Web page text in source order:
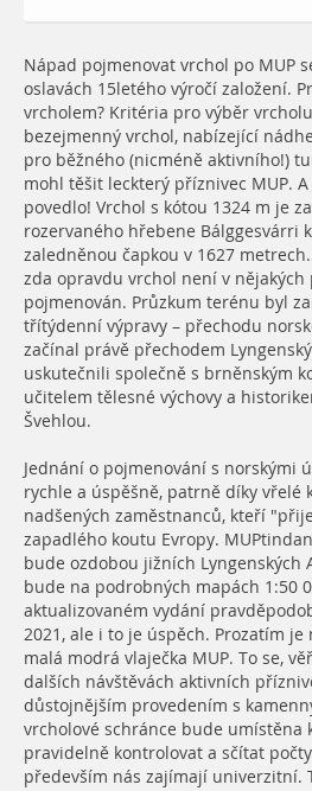
Nápad pojmenovat vrchol po MUP
oslavách 15letého výročí založení.
vrcholem? Kritéria pro výběr
bezejmenný vrchol, nabízející
pro běžného (nicméně aktivního!)
mohl těšit leckterý příznivec MUP.
povedlo! Vrchol s kótou 1324 m je
rozervaného hřebene Bálggesvárri
zaledněnou čapkou v 1627
zda opravdu vrchol není v nějakých
pojmenován. Průzkum terénu byl
třítýdenní výpravy – přechodu
začínal právě přechodem
uskutečnili společně s brněnským
učitelem tělesné výchovy a
Švehlou.
Jednání o pojmenování s norskými
rychle a úspěšně, patrně díky vřelé
nadšených zaměstnanců, kteří
zapadlého koutu Evropy.
bude ozdobou jižních Lyngenských
bude na podrobných mapách 1:50
aktualizovaném vydání
2021, ale i to je úspěch. Prozatím je
malá modrá vlaječka MUP. To se,
dalších návštěvách aktivních
důstojnějším provedením s
vrcholové schránce bude umístěna
pravidelně kontrolovat a sčítat
především nás zajímají univerzitní.